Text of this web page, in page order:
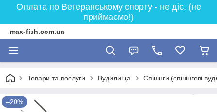
Оплата по Ветеранському спорту - не діє. (не
приймаємо!)
max-fish.com.ua
Товари та послуги Вудилища Спінінги (спінінгові
–20%